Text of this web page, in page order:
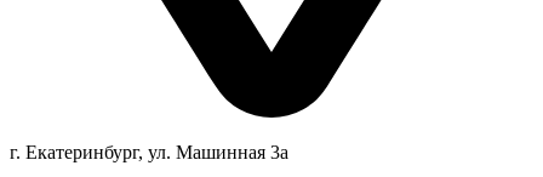
г. Екатеринбург, ул. Машинная 3а